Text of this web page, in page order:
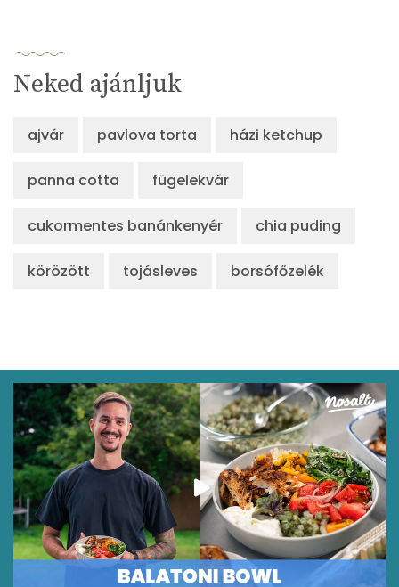
Neked ajánljuk
ajvár pavlova torta házi ketchup
panna cotta fügelekvár
cukormentes banánkenyér chia puding
körözött tojásleves borsófőzelék